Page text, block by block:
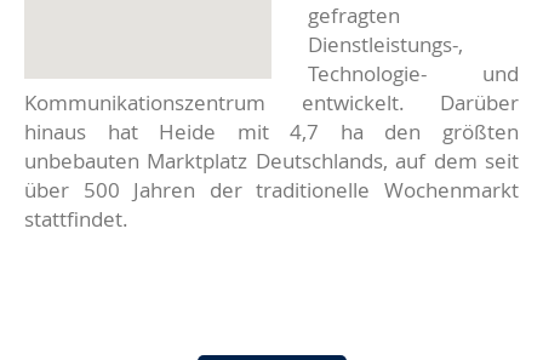
gefragten
Dienstleistungs-,
Technologie- und
Kommunikationszentrum entwickelt. Darüber
hinaus hat Heide mit 4,7 ha den größten
unbebauten Marktplatz Deutschlands, auf dem seit
über 500 Jahren der traditionelle Wochenmarkt
stattfindet.